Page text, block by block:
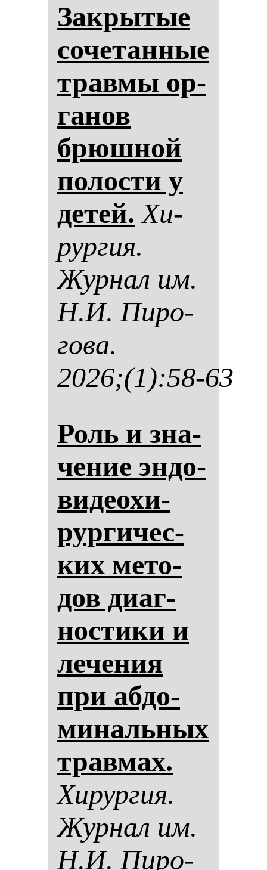
Зак­ры­тые
со­че­тан­ные
трав­мы ор­
га­нов
брюш­ной
по­лос­ти у
де­тей. Хи­
рур­гия.
Жур­нал им.
Н.И. Пи­ро­
го­ва.
2026;(1):58-63
Роль и зна­
че­ние эн­до­
ви­де­охи­
рур­ги­чес­
ких ме­то­
дов ди­аг­
нос­ти­ки и
ле­че­ния
при аб­до­
ми­наль­ных
трав­мах.
Хи­рур­гия.
Жур­нал им.
Н.И. Пи­ро­